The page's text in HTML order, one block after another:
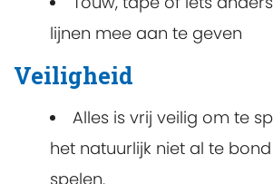
lijnen mee aan te geven
Veiligheid
Alles is vrij veilig om te
het natuurlijk niet al te
spelen.